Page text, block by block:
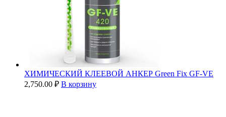
ХИМИЧЕСКИЙ КЛЕЕВОЙ АНКЕР Green Fix GF-VE
2,750.00 ₽ В корзину